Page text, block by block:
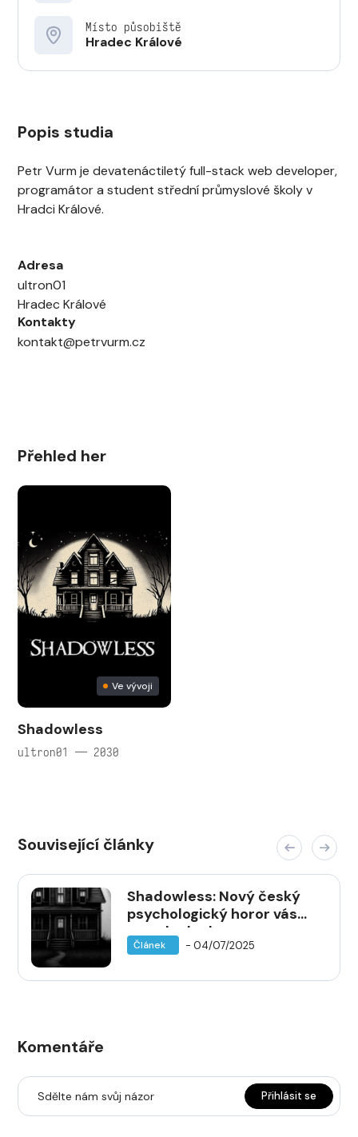
Místo působiště
Hradec Králové
Popis studia
Petr Vurm je devatenáctiletý full-stack web developer,
programátor a student střední průmyslové školy v
Hradci Králové.
Adresa
ultron01
Hradec Králové
Kontakty
kontakt@petrvurm.cz
Přehled her
Ve vývoji
Shadowless
ultron01 — 2030
Související články
Shadowless: Nový český
psychologický horor vás
zavede do domu, ze
kterého není úniku
Článek - 04/07/2025
Komentáře
Sdělte nám svůj názor Přihlásit se